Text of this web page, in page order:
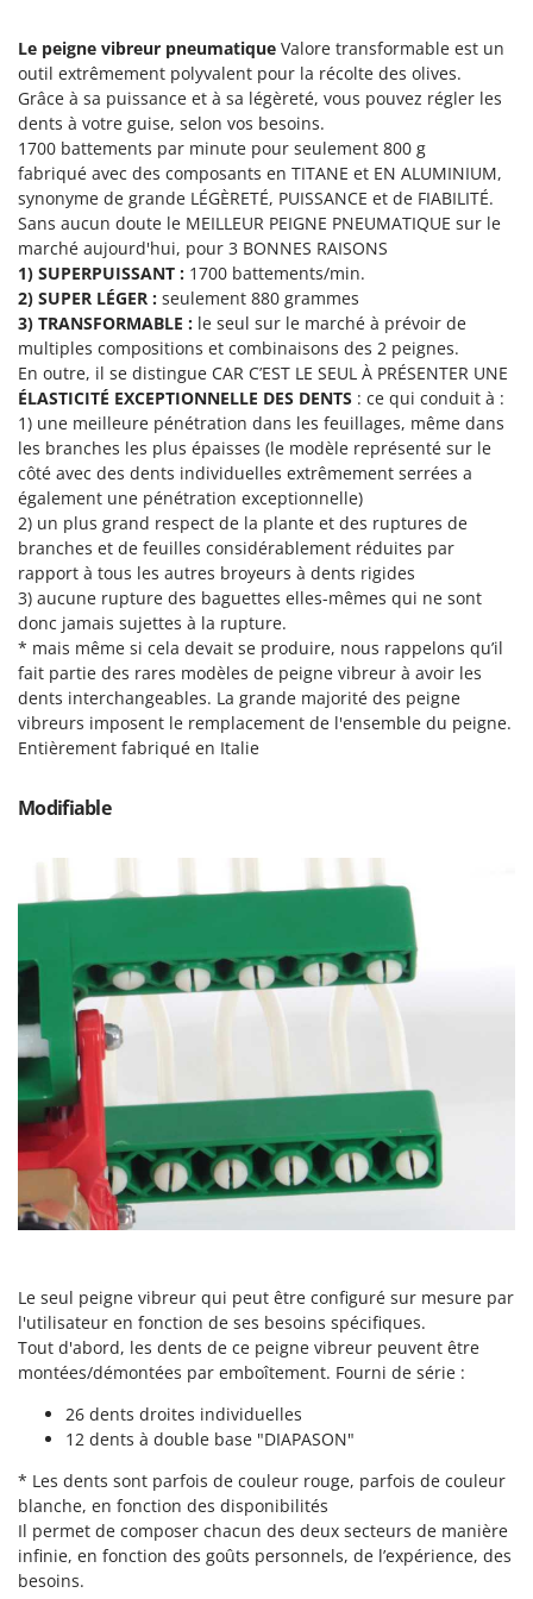
Gyrobroyeurs à lame pour tracteur
H
Haches - Cognées et Hachettes
Hachoirs à viande
Herses à Dents
Herses Rotatives
L
Lames à neige
Lames niveleuses pour tracteur
Lave-vitres
Lieuses électriques pour vignes
M
Machines à pâtes
Machines pour la transformation des fruits
Machines sous vide
Motobineuses
Motoculteurs
Motofaucheuses
Motopompes pour irrigation
Moulins à céréales électriques
Nettoyeurs et Balais à vapeur
Nettoyeurs haute pression
Nettoyeurs tapis, moquettes et tapisseries
P
Peignes vibreurs et Secoueurs à olives
Pelles rétros pour tracteur
Perches Élagueuses
Pétrins à Spirale
Piscines
Planteuses de pommes de terre pour tracteur
Plateaux de coupe pour tracteur
Pompes d'irrigation à tracteur
Pompes de transfert
Pompes immergées électriques
Poussoirs à saucisse
Presses à pellets
Pressoirs à fruits
Pressoirs à Raisin
E
EcoFlow
Edilmark
Effeuno
Einhell
Elegen
Energy Gruppi
Enotecnica Pillan
Eschenfelder
EuroMech
Eurosystems
F
FAC
Fama Industrie
Famag
Famur
FARMER
FBC
Ferrari Group
Ferroni
Ferrua
FIEM
Fiorentini
Flymo
Fontana Forni
Forest Master
Francini
G
G3 Ferrari
Gardena
Garofalo
GeoTech Pro
Gierre
Ginko - MGM
Gipeco
Girmi
GRAEF
Gre
GreenBay
Greenworks
Le peigne vibreur pneumatique Valore transformable est un
outil extrêmement polyvalent pour la récolte des olives.
Grâce à sa puissance et à sa légèreté, vous pouvez régler les
dents à votre guise, selon vos besoins.
1700 battements par minute pour seulement 800 g
fabriqué avec des composants en TITANE et EN ALUMINIUM,
synonyme de grande LÉGÈRETÉ, PUISSANCE et de FIABILITÉ.
Sans aucun doute le MEILLEUR PEIGNE PNEUMATIQUE sur le
marché aujourd'hui, pour 3 BONNES RAISONS
1) SUPERPUISSANT : 1700 battements/min.
2) SUPER LÉGER : seulement 880 grammes
3) TRANSFORMABLE : le seul sur le marché à prévoir de
multiples compositions et combinaisons des 2 peignes.
En outre, il se distingue CAR C’EST LE SEUL À PRÉSENTER UNE
ÉLASTICITÉ EXCEPTIONNELLE DES DENTS : ce qui conduit à :
1) une meilleure pénétration dans les feuillages, même dans
les branches les plus épaisses (le modèle représenté sur le
côté avec des dents individuelles extrêmement serrées a
également une pénétration exceptionnelle)
2) un plus grand respect de la plante et des ruptures de
branches et de feuilles considérablement réduites par
rapport à tous les autres broyeurs à dents rigides
3) aucune rupture des baguettes elles-mêmes qui ne sont
donc jamais sujettes à la rupture.
* mais même si cela devait se produire, nous rappelons qu’il
fait partie des rares modèles de peigne vibreur à avoir les
dents interchangeables. La grande majorité des peigne
vibreurs imposent le remplacement de l'ensemble du peigne.
Entièrement fabriqué en Italie
Modifiable
Le seul peigne vibreur qui peut être configuré sur mesure par
l'utilisateur en fonction de ses besoins spécifiques.
Tout d'abord, les dents de ce peigne vibreur peuvent être
montées/démontées par emboîtement. Fourni de série :
26 dents droites individuelles
12 dents à double base "DIAPASON"
* Les dents sont parfois de couleur rouge, parfois de couleur
blanche, en fonction des disponibilités
Il permet de composer chacun des deux secteurs de manière
infinie, en fonction des goûts personnels, de l’expérience, des
besoins.